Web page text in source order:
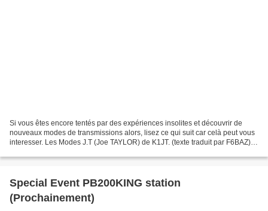
Si vous êtes encore tentés par des expériences insolites et découvrir de
nouveaux modes de transmissions alors, lisez ce qui suit car celà peut vous
interesser. Les Modes J.T (Joe TAYLOR) de K1JT. (texte traduit par F6BAZ)
Special Event PB200KING station
(Prochainement)